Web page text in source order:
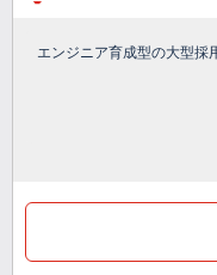
エンジニア育成型の大型採